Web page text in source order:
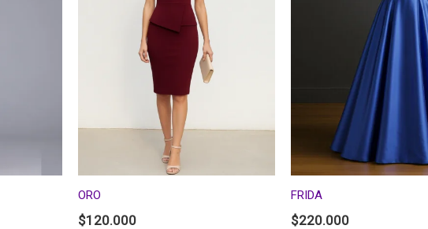
ORO
$120.000
FRIDA
$220.000